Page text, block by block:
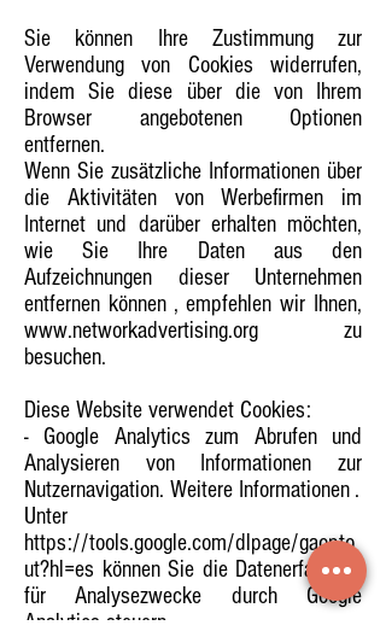
Sie können Ihre Zustimmung zur
Verwendung von Cookies widerrufen,
indem Sie diese über die von Ihrem
Browser angebotenen Optionen
entfernen.
Wenn Sie zusätzliche Informationen über
die Aktivitäten von Werbefirmen im
Internet und darüber erhalten möchten,
wie Sie Ihre Daten aus den
Aufzeichnungen dieser Unternehmen
entfernen können, empfehlen wir Ihnen,
www.networkadvertising.org zu
besuchen.
Diese Website verwendet Cookies:
- Google Analytics zum Abrufen und
Analysieren von Informationen zur
Nutzernavigation. Weitere Informationen .
Unter
https://tools.google.com/dlpage/gaopto
ut?hl=es können Sie die Datenerfassung
für Analysezwecke durch Google
Analytics steuern